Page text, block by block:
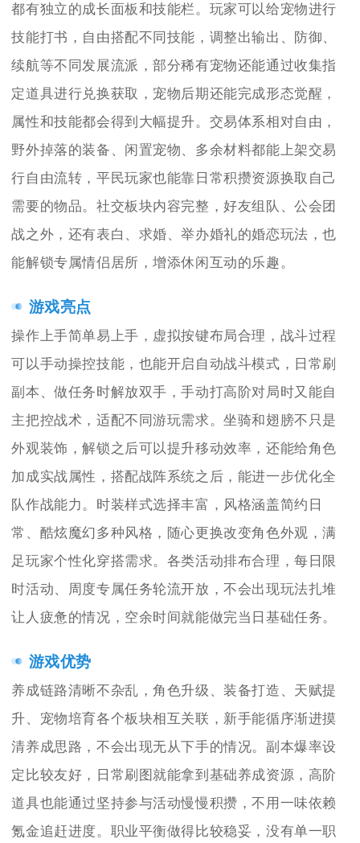
都有独立的成长面板和技能栏。玩家可以给宠物进行
技能打书，自由搭配不同技能，调整出输出、防御、
续航等不同发展流派，部分稀有宠物还能通过收集指
定道具进行兑换获取，宠物后期还能完成形态觉醒，
属性和技能都会得到大幅提升。交易体系相对自由，
野外掉落的装备、闲置宠物、多余材料都能上架交易
行自由流转，平民玩家也能靠日常积攒资源换取自己
需要的物品。社交板块内容完整，好友组队、公会团
战之外，还有表白、求婚、举办婚礼的婚恋玩法，也
能解锁专属情侣居所，增添休闲互动的乐趣。
游戏亮点
操作上手简单易上手，虚拟按键布局合理，战斗过程
可以手动操控技能，也能开启自动战斗模式，日常刷
副本、做任务时解放双手，手动打高阶对局时又能自
主把控战术，适配不同游玩需求。坐骑和翅膀不只是
外观装饰，解锁之后可以提升移动效率，还能给角色
加成实战属性，搭配战阵系统之后，能进一步优化全
队作战能力。时装样式选择丰富，风格涵盖简约日
常、酷炫魔幻多种风格，随心更换改变角色外观，满
足玩家个性化穿搭需求。各类活动排布合理，每日限
时活动、周度专属任务轮流开放，不会出现玩法扎堆
让人疲惫的情况，空余时间就能做完当日基础任务。
游戏优势
养成链路清晰不杂乱，角色升级、装备打造、天赋提
升、宠物培育各个板块相互关联，新手能循序渐进摸
清养成思路，不会出现无从下手的情况。副本爆率设
定比较友好，日常刷图就能拿到基础养成资源，高阶
道具也能通过坚持参与活动慢慢积攒，不用一味依赖
氪金追赶进度。职业平衡做得比较稳妥，没有单一职